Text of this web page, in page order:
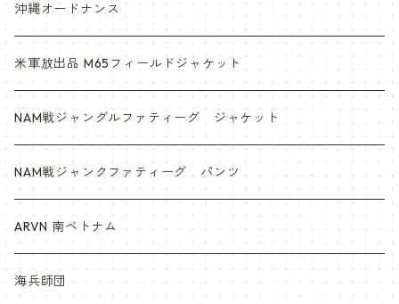
沖縄オードナンス
米軍放出品 M65フィールドジャケット
NAM戦ジャングルファティーグ ジャケット
NAM戦ジャンクファティーグ パンツ
ARVN 南ベトナム
海兵師団